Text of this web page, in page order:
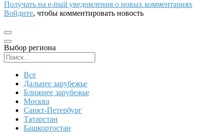
Получать на e‑mail уведомления о новых комментариях
Войдите, чтобы комментировать новость
Выбор региона
Все
Дальнее зарубежье
Ближнее зарубежье
Москва
Санкт-Петербург
Татарстан
Башкортостан